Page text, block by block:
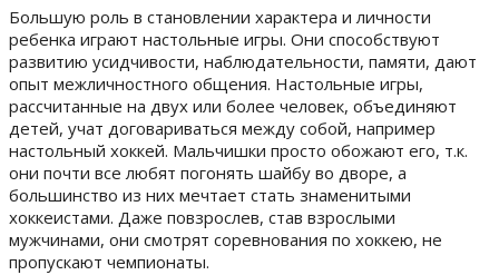
Большую роль в становлении характера и личности
ребенка играют настольные игры. Они способствуют
развитию усидчивости, наблюдательности, памяти, дают
опыт межличностного общения. Настольные игры,
рассчитанные на двух или более человек, объединяют
детей, учат договариваться между собой, например
настольный хоккей. Мальчишки просто обожают его, т.к.
они почти все любят погонять шайбу во дворе, а
большинство из них мечтает стать знаменитыми
хоккеистами. Даже повзрослев, став взрослыми
мужчинами, они смотрят соревнования по хоккею, не
пропускают чемпионаты.